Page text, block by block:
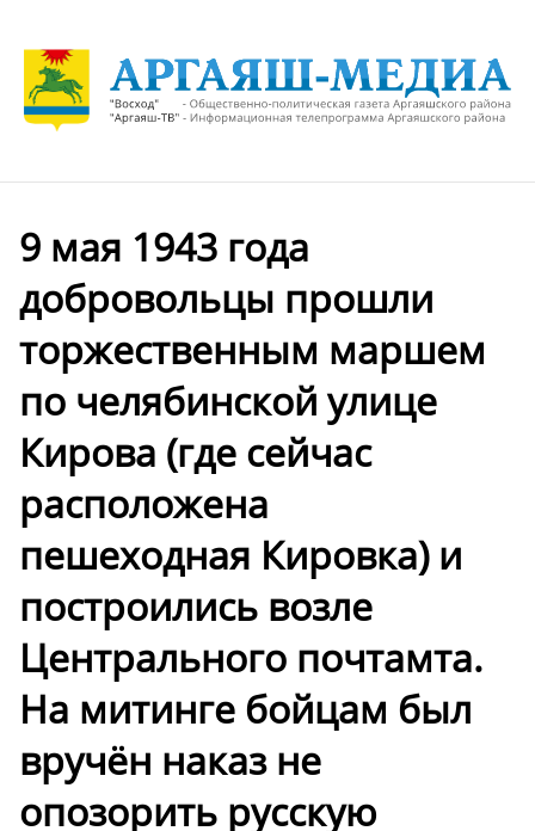
9 мая 1943 года
добровольцы прошли
торжественным маршем
по челябинской улице
Кирова (где сейчас
расположена
пешеходная Кировка) и
построились возле
Центрального почтамта.
На митинге бойцам был
вручён наказ не
опозорить русскую